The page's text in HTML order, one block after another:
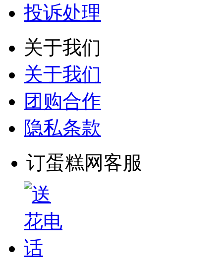
投诉处理
关于我们
关于我们
团购合作
隐私条款
订蛋糕网客服